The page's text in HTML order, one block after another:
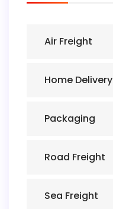
Air Freight
Home Delivery
Packaging
Road Freight
Sea Freight